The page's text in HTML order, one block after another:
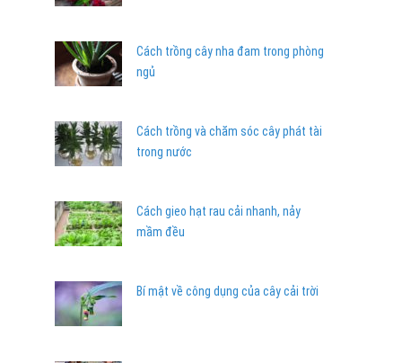
Cách trồng cây nha đam trong phòng
ngủ
Cách trồng và chăm sóc cây phát tài
trong nước
Cách gieo hạt rau cải nhanh, nảy
mầm đều
Bí mật về công dụng của cây cải trời